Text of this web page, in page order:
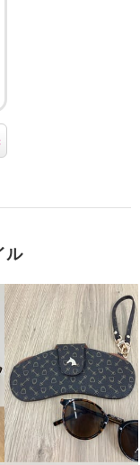
ル